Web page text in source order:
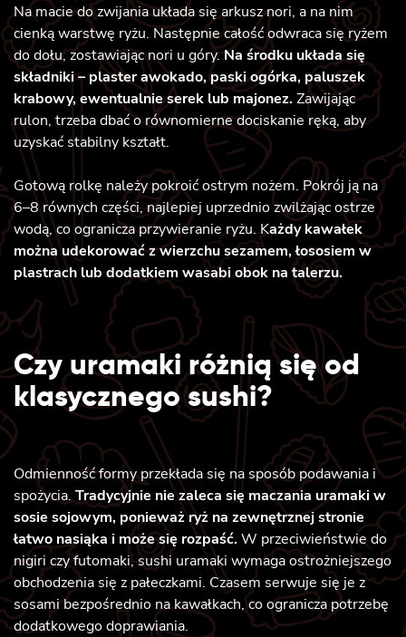
Na macie do zwijania układa się arkusz nori, a na nim
cienką warstwę ryżu. Następnie całość odwraca się ryżem
do dołu, zostawiając nori u góry.Na środku układa się
składniki – plaster awokado, paski ogórka, paluszek
krabowy, ewentualnie serek lub majonez.Zawijając
rulon, trzeba dbać o równomierne dociskanie ręką, aby
uzyskać stabilny kształt.
Gotową rolkę należy pokroić ostrym nożem. Pokrój ją na
6–8 równych części, najlepiej uprzednio zwilżając ostrze
wodą, co ogranicza przywieranie ryżu. Każdy kawałek
można udekorować z wierzchu sezamem, łososiem w
plastrach lub dodatkiem wasabi obok na talerzu.
Czy uramaki różnią się od
klasycznego sushi?
Odmienność formy przekłada się na sposób podawania i
spożycia.Tradycyjnie nie zaleca się maczania uramaki w
sosie sojowym, ponieważ ryż na zewnętrznej stronie
łatwo nasiąka i może się rozpaść.W przeciwieństwie do
nigiri czy futomaki, sushi uramaki wymaga ostrożniejszego
obchodzenia się z pałeczkami. Czasem serwuje się je z
sosami bezpośrednio na kawałkach, co ogranicza potrzebę
dodatkowego doprawiania.